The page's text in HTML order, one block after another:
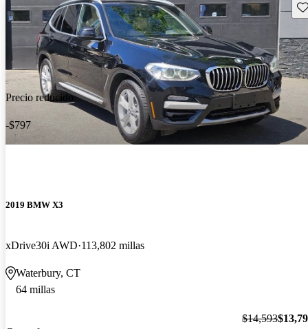
Precio reducido
-$797
2019 BMW X3
xDrive30i AWD 113,802 millas
Waterbury, CT
64 millas
$14,593